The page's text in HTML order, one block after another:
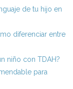
de tu hijo en
diferenciar entre
niño con TDAH?
para